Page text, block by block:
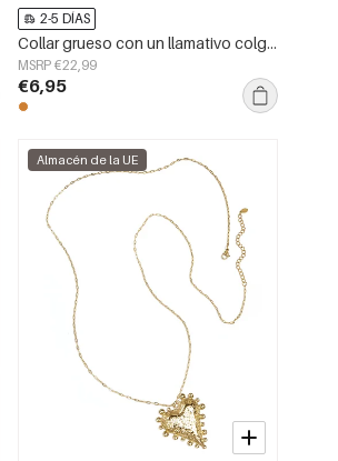
2-5 DÍAS
Collar grueso con un llamativo colgante en forma de nudo.
MSRP €22,99
€6,95
Almacén de la UE